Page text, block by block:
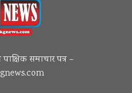
समाचार पत्र –